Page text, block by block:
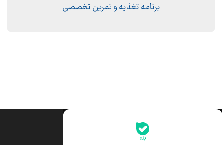
برنامه تغذیه و تمرین تخصصی
جدیدترین قیمت‌ها